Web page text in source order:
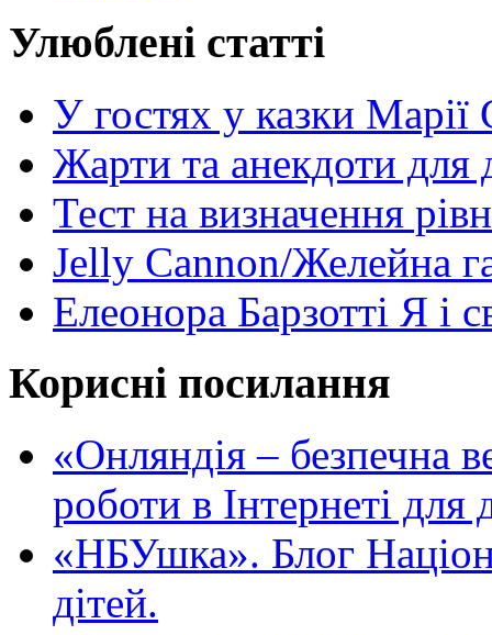
Улюблені статті
У гостях у казки
Жарти та анекдоти для
Тест на визначення
Jelly Cannon/Желейна
Елеонора Барзотті Я і
Корисні посилання
«Oнляндія – безпечна
роботи в Інтернеті для
«НБУшка». Блог
дітей.